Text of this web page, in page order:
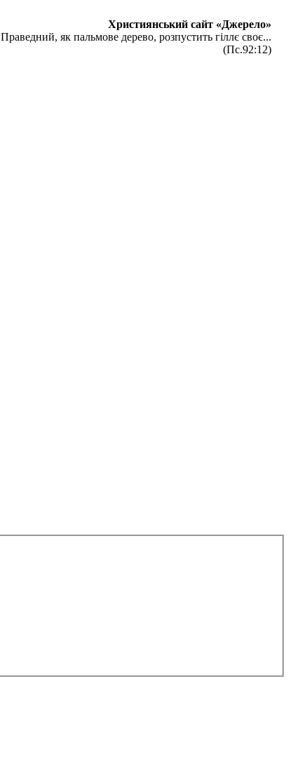
Християнський сайт «Джерело»
Праведний, як пальмове дерево, розпустить гіллє своє...
(Пс.92:12)